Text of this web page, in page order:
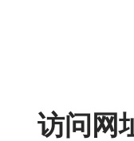
访问网